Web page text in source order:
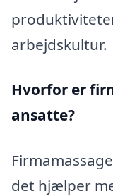
arbejdskultur.
Hvorfor er
ansatte?
det hjælper